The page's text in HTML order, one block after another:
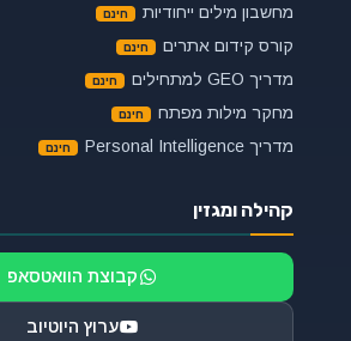
מחשבון מילים ייחודיות
קורס קידום אתרים
מדריך GEO למתחילים
מחקר מילות מפתח
מדריך Personal Intelligence
קהילה ומגזין
קבוצת הוואטסאפ
ערוץ היוטיוב